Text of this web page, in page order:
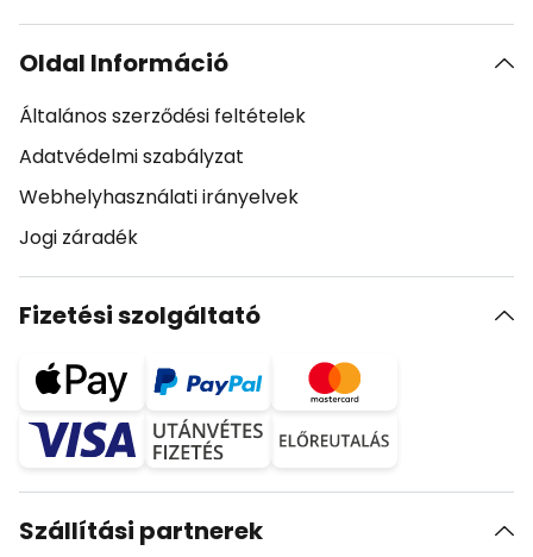
Oldal Információ
Általános szerződési feltételek
Adatvédelmi szabályzat
Webhelyhasználati irányelvek
Jogi záradék
Fizetési szolgáltató
Szállítási partnerek